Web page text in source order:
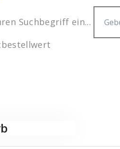
Suchbegriff ein...